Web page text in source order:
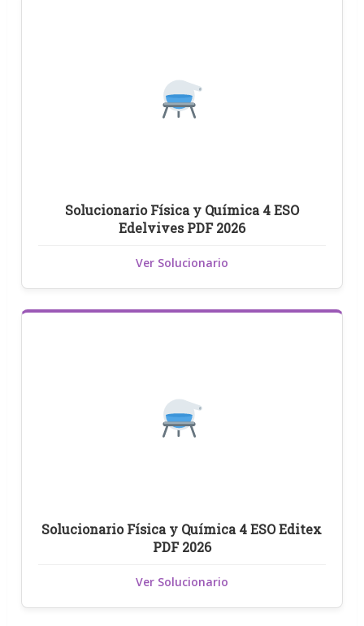
Solucionario Física y Química 4 ESO
Edelvives PDF 2026
Ver Solucionario
Solucionario Física y Química 4 ESO Editex
PDF 2026
Ver Solucionario